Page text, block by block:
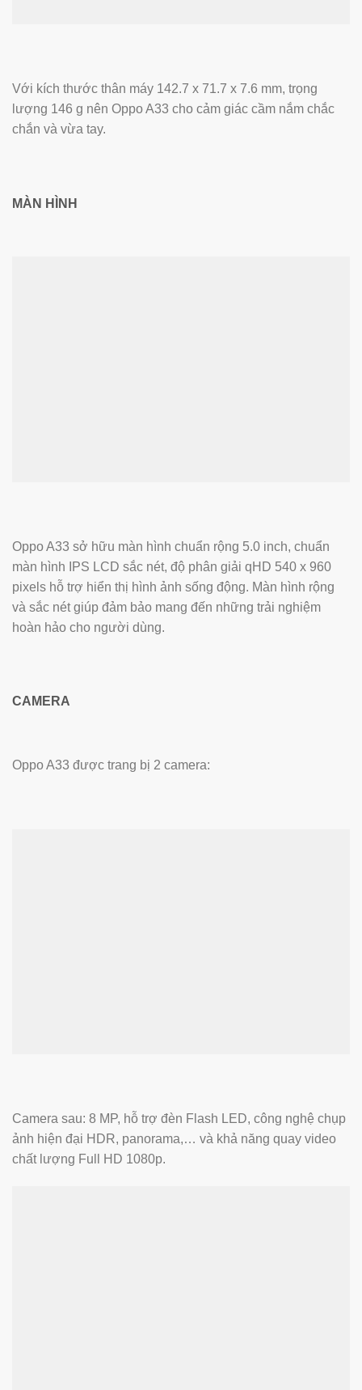
Với kích thước thân máy 142.7 x 71.7 x 7.6 mm, trọng
lượng 146 g nên Oppo A33 cho cảm giác cầm nắm chắc
chắn và vừa tay.
MÀN HÌNH
Oppo A33 sở hữu màn hình chuẩn rộng 5.0 inch, chuẩn
màn hình IPS LCD sắc nét, độ phân giải qHD 540 x 960
pixels hỗ trợ hiển thị hình ảnh sống động. Màn hình rộng
và sắc nét giúp đảm bảo mang đến những trải nghiệm
hoàn hảo cho người dùng.
CAMERA
Oppo A33 được trang bị 2 camera:
Camera sau: 8 MP, hỗ trợ đèn Flash LED, công nghệ chụp
ảnh hiện đại HDR, panorama,… và khả năng quay video
chất lượng Full HD 1080p.